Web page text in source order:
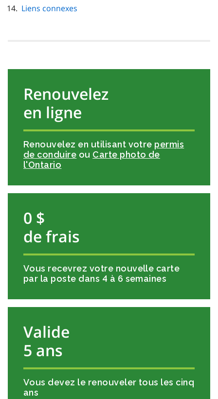
Liens connexes
Renouvelez
en ligne
Renouvelez en utilisant votre permis
de conduire ou Carte photo de
l'Ontario
0 $
de frais
Vous recevrez votre nouvelle carte
par la poste dans 4 à 6 semaines
Valide
5 ans
Vous devez le renouveler tous les cinq
ans